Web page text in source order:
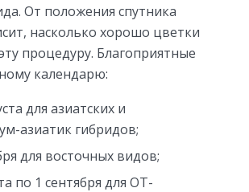
От положения спутника
насколько хорошо цветки
процедуру. Благоприятные
календарю:
для азиатских и
азиатик гибридов;
для восточных видов;
по 1 сентября для ОТ-